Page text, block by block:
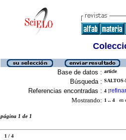
Base de datos : article
Búsqueda :
Referencias encontradas : 4 [refinar
Mostrando: 1 .. 4 en
página 1 de 1
1 / 4